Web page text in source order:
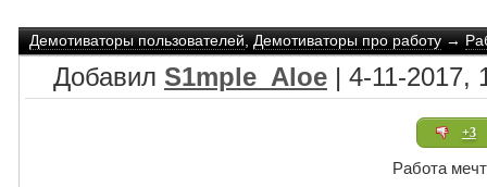
Демотиваторы пользователей,Демотиваторы про работу→
Добавил S1mple_Aloe | 4-11-2017,
+3
Работа